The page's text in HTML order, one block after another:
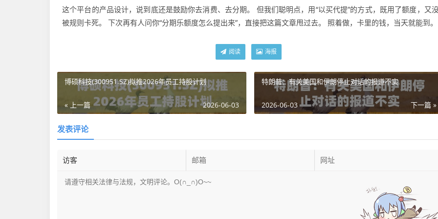
这个平台的产品设计，说到底还是鼓励你去消费、去分期。 但我们聪明点，用“以买代提”的方式，既用了额度，又
被规则卡死。 下次再有人问你“分期乐额度怎么提出来”，直接把这篇文章甩过去。 照着做，卡里的钱，当天就能到。
阅读 海报
博硕科技(300951.SZ)拟推2026年员工持股计划
« 上一篇 2026-06-03
特朗普：有关美国和伊朗停止对话的报道不实
下一篇 »
2026-06-03
发表评论